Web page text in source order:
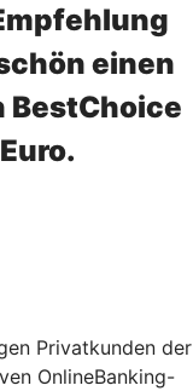
einen
Privatkunden der
OnlineBanking-